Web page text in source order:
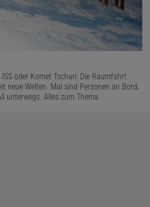
oder Komet Tschuri: Die Raumfahrt
neue Welten. Mal sind Personen an Bord,
unterwegs. Alles zum Thema